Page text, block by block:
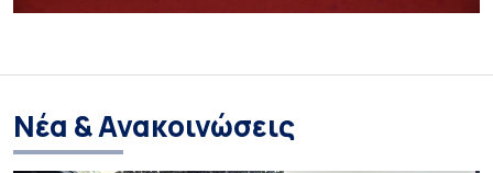
Νέα & Ανακοινώσεις